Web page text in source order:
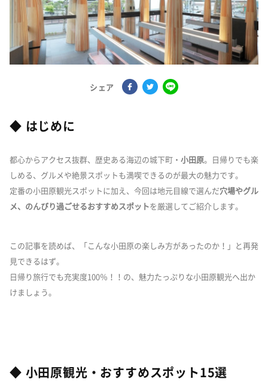
シェア
◆ はじめに
都心からアクセス抜群、歴史ある海辺の城下町・ 小田原。日帰りでも楽
しめる、グルメや絶景スポットも満喫できるのが最大の魅力です。
定番の小田原観光スポットに加え、今回は地元目線で選んだ穴場やグル
メ、のんびり過ごせるおすすめスポットを厳選してご紹介します。
この記事を読めば、「こんな小田原の楽しみ方があったのか！」と再発
見できるはず。
日帰り旅行でも充実度100％！！の、魅力たっぷりな小田原観光へ出か
けましょう。
◆ 小田原観光・おすすめスポット15選